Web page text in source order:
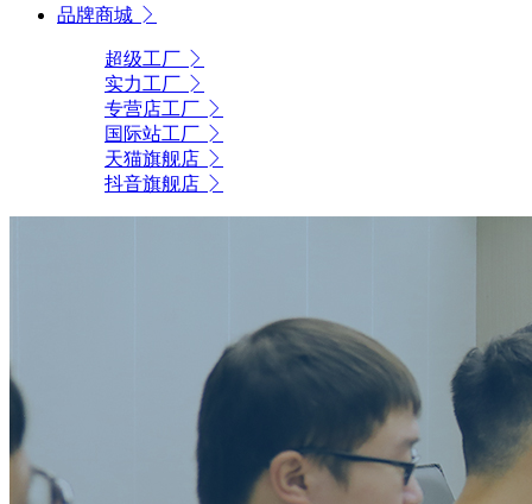
品牌商城
超级工厂
实力工厂
专营店工厂
国际站工厂
天猫旗舰店
抖音旗舰店